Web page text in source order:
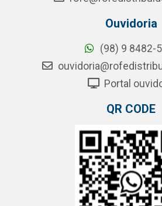
Ouvidoria
(98) 9 8482-
Portal
QR CODE